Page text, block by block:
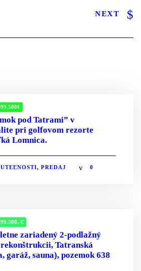
NEXT
pod Tatrami” v
pri golfovom rezorte
Lomnica.
, PREDAJ 0
zariadený 2-podlažný
Tatranská
garáž, sauna), pozemok 638
€